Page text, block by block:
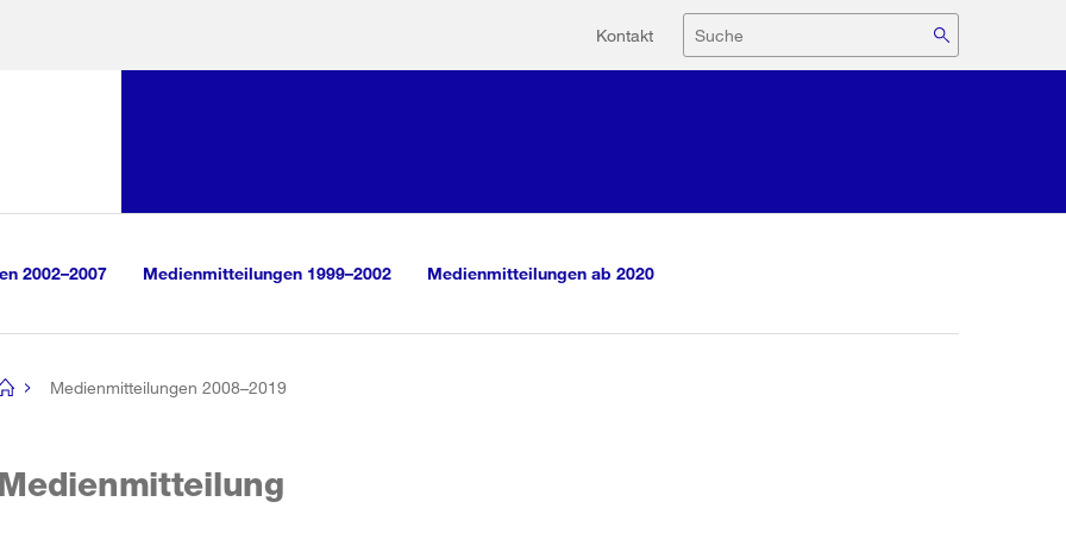
Hilfsnavigation
Kontakt Suche
2002–2007 Medienmitteilungen 1999–2002 Medienmitteilungen ab 2020
Medienmitteilungen 2008–2019